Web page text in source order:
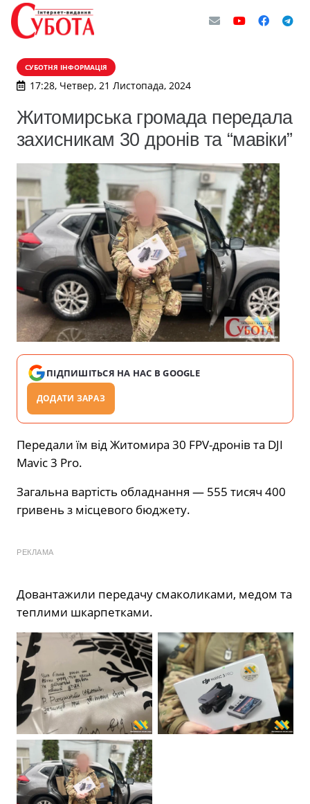
СУБОТНЯ ІНФОРМАЦІЯ
17:28, Четвер, 21 Листопада, 2024
Житомирська громада передала
захисникам 30 дронів та “мавіки”
ПІДПИШІТЬСЯ НА НАС В GOOGLE
ДОДАТИ ЗАРАЗ
Передали їм від Житомира 30 FPV-дронів та DJI
Mavic 3 Pro.
Загальна вартість обладнання — 555 тисяч 400
гривень з місцевого бюджету.
РЕКЛАМА
Довантажили передачу смаколиками, медом та
теплими шкарпетками.